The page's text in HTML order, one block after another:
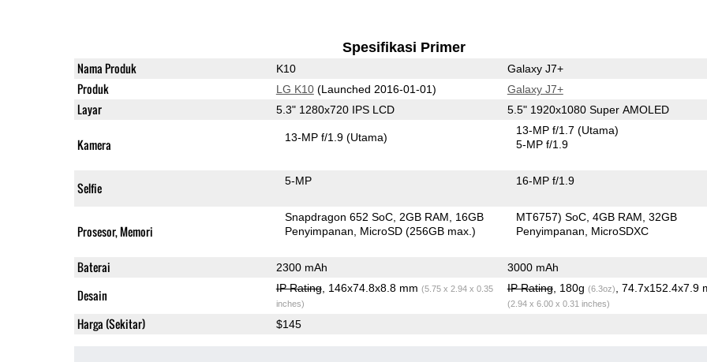
Spesifikasi Primer
Nama Produk K10 Galaxy J7+
Produk LG K10(Launched 2016-01-01) Galaxy J7+
Layar 5.3" 1280x720 IPS LCD 5.5" 1920x1080 Super AMOLED
Kamera 13-MP f/1.9(Utama)
13-MP f/1.7(Utama)
5-MP f/1.9
Selfie 5-MP 16-MP f/1.9
Prosesor, Memori
Snapdragon 652 SoC 2GB RAM
16GB
Penyimpanan
MicroSD (256GB max.)
MT6757) SoC 4GB RAM 32GB
Penyimpanan
MicroSDXC
Baterai 2300 mAh 3000 mAh
Desain IP Rating, 146x74.8x8.8 mm (5.75 x 2.94 x 0.35
inches)
IP Rating, 180g (6.3oz) , 74.7x152.4x7.9
(2.94 x 6.00 x 0.31 inches)
Harga (Sekitar) $145